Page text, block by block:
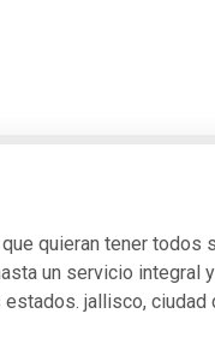
quieran tener todos
un servicio integral y
jallisco, ciudad